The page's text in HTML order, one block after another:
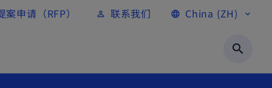
案申请（RFP） person_outline 联系我们 language China (ZH) expand_more
search